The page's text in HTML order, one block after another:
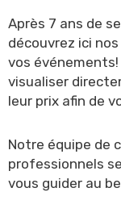
Après 7 ans de
découvrez ici
vos
visualiser
leur prix afin de
Notre équipe de
professionnels
vous guider au